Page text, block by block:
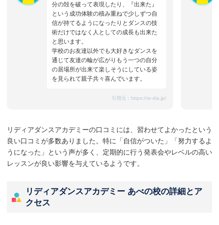
分の殻を破って表現したり、『出来た』
という成功体験の積み重ねで少しずつ自
信が持てるようになったりとダンスの技
術だけではなく人としての成長も出来た
と思います。
学校のお友達以外でも大好きなダンスを
通じて友達の輪が広がりもう一つの自分
の居場所が出来て楽しそうにしている姿
を見られて親子共々喜んでいます。
引用元： https://re-dia.jp/
リディアダンスアカデミーの口コミには、習わせてよかったという
良い口コミが多数ありました。特に「自信がついた」「努力するよ
うになった」という声が多く、定期的に行う発表会やレベルの高い
レッスンが良い影響を与えているようです。
リディアダンスアカデミー あべの校の詳細とア
クセス